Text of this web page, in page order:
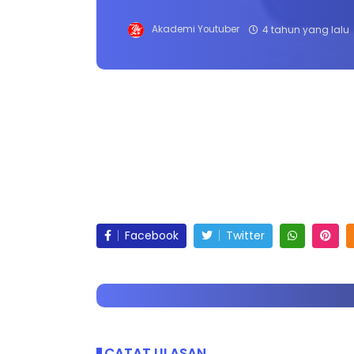
Akademi Youtuber 4 tahun yang lalu
Facebook Twitter